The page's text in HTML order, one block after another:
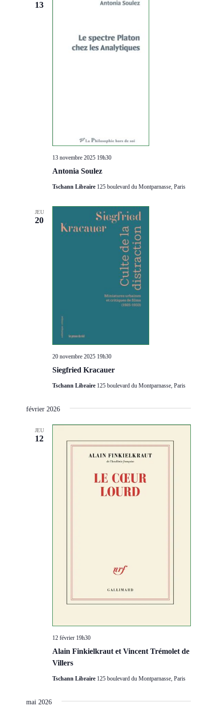
13
Antonia Soulez
13 novembre 2025 19h30
Tschann Libraire 125 boulevard du Montparnasse, Paris
JEU
20
Siegfried Kracauer
20 novembre 2025 19h30
Tschann Libraire 125 boulevard du Montparnasse, Paris
février 2026
JEU
12
Alain Finkielkraut et Vincent Trémolet de
Villers
12 février 19h30
Tschann Libraire 125 boulevard du Montparnasse, Paris
mai 2026